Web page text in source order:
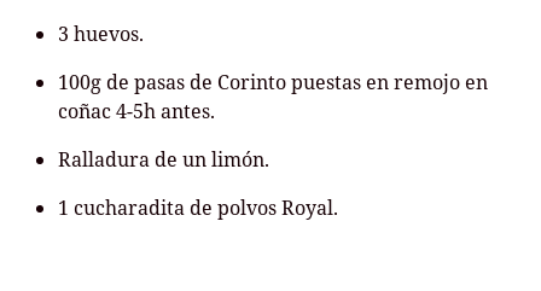
3 huevos.
100g de pasas de Corinto puestas en remojo en
coñac 4-5h antes.
Ralladura de un limón.
1 cucharadita de polvos Royal.